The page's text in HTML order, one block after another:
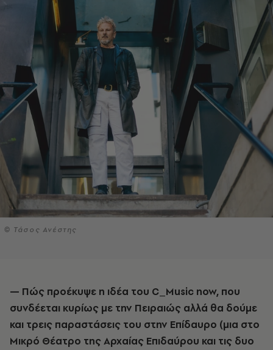
© Τάσος Ανέστης
— Πώς προέκυψε η ιδέα του C_Music now, που
συνδέεται κυρίως με την Πειραιώς αλλά θα δούμε
και τρεις παραστάσεις του στην Επίδαυρο (μια στο
Μικρό Θέατρο της Αρχαίας Επιδαύρου και τις δυο